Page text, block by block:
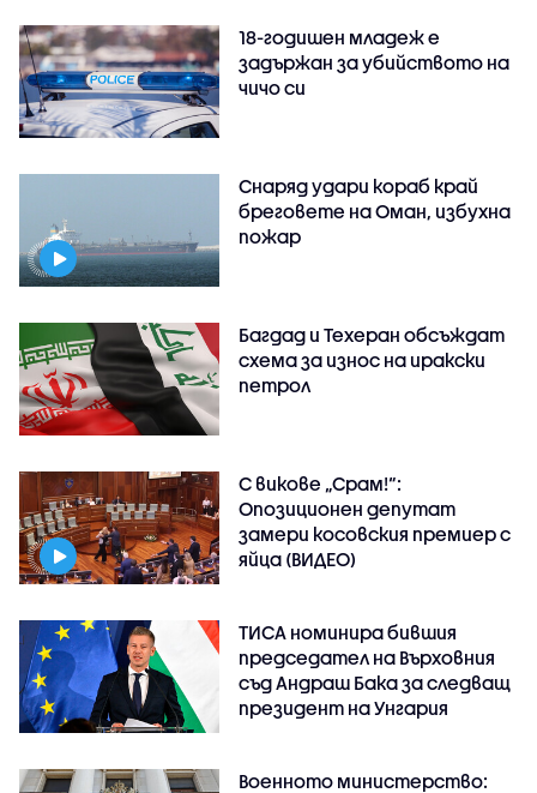
18-годишен младеж е
задържан за убийството на
чичо си
Снаряд удари кораб край
бреговете на Оман, избухна
пожар
Багдад и Техеран обсъждат
схема за износ на иракски
петрол
С викове „Срам!“:
Опозиционен депутат
замери косовския премиер с
яйца (ВИДЕО)
ТИСА номинира бившия
председател на Върховния
съд Андраш Бака за следващ
президент на Унгария
Военното министерство: